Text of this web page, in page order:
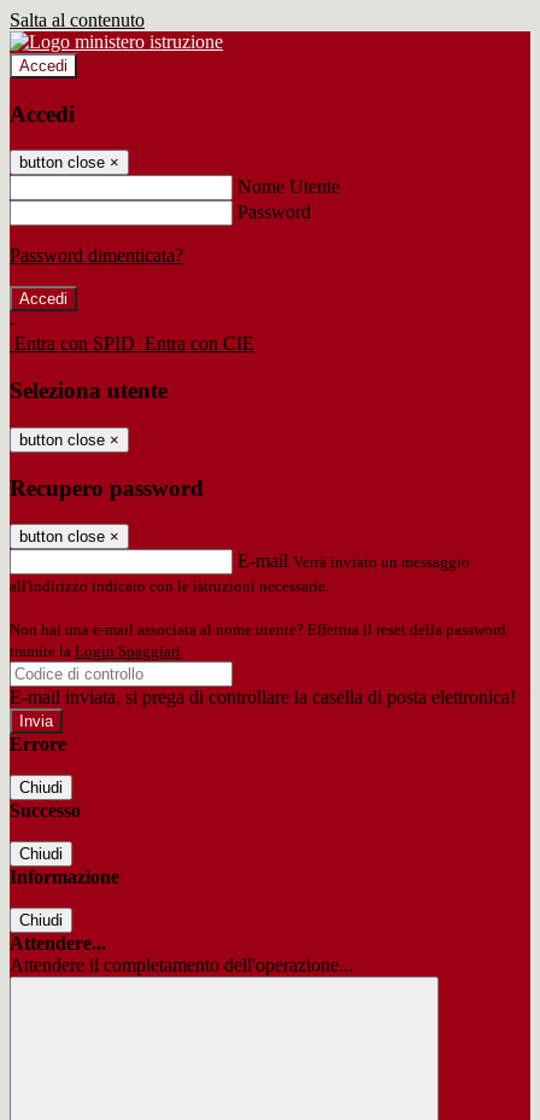
Salta al contenuto
Accedi
Accedi
button close ×
Nome Utente
Password
Password dimenticata?
-
Entra con SPID Entra con CIE
Seleziona utente
button close ×
Recupero password
button close ×
E-mail Verrà inviato un messaggio
all'indirizzo indicato con le istruzioni necessarie.
Non hai una e-mail associata al nome utente? Effettua il reset della password
tramite la Login Spaggiari
E-mail inviata, si prega di controllare la casella di posta elettronica!
Errore
Chiudi
Successo
Chiudi
Informazione
Chiudi
Attendere...
Attendere il completamento dell'operazione...